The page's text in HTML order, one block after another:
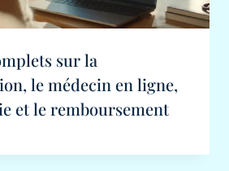
sur la
le médecin en ligne,
et le remboursement